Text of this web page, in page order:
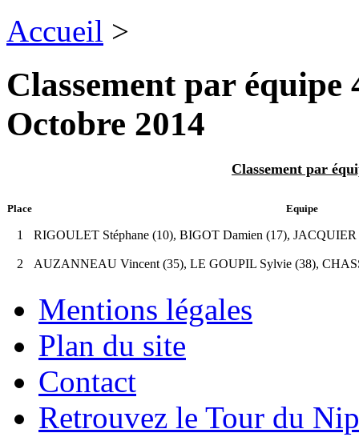
Accueil >
Classement par
Octobre 2014
Classement par
Place Equipe
1 RIGOULET Stéphane (10), BIGOT Damien (17),
2 AUZANNEAU Vincent (35), LE GOUPIL Sylvie (38),
Mentions légales
Plan du site
Contact
Retrouvez le Tour du